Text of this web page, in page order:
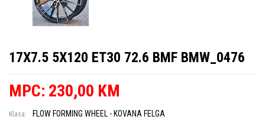
17X7.5 5X120 ET30 72.6 BMF BMW_0476
MPC: 230,00 KM
Klasa: FLOW FORMING WHEEL - KOVANA FELGA